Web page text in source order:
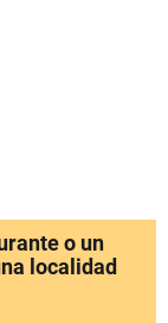
o un
localidad